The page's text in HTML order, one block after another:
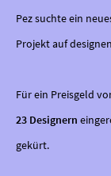
Pez suchte ein
Projekt auf
Für ein Preisgeld
23 Designern
gekürt.